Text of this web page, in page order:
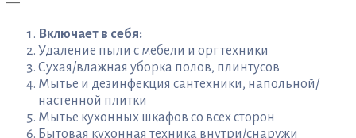
—
Включает в себя:
Удаление пыли с мебели и орг техники
Сухая/влажная уборка полов, плинтусов
Мытье и дезинфекция сантехники, напольной/
настенной плитки
Мытье кухонных шкафов со всех сторон
Бытовая кухонная техника внутри/снаружи